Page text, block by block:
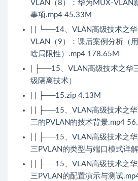
VLAN（8）：华为MUX-VLAN
事项.mp4 45.33M
| | └──14、VLAN高级技术之
VLAN（9）：课后案例分析（
啥局限性）.mp4 178.65M
| ├──15、VLAN高级技术之华
级隔离技术）
| | ├──15.zip 4.13M
| | ├──15、VLAN高级技术之
三的PVLAN的技术背景.mp4
| | ├──15、VLAN高级技术之
三PVLAN的类型与端口模式详
| | ├──15、VLAN高级技术之
三PVLAN的配置演示与测试